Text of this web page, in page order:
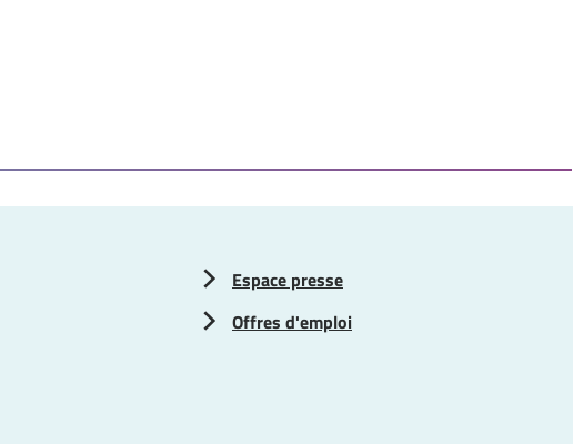
Espace presse
Offres d'emploi